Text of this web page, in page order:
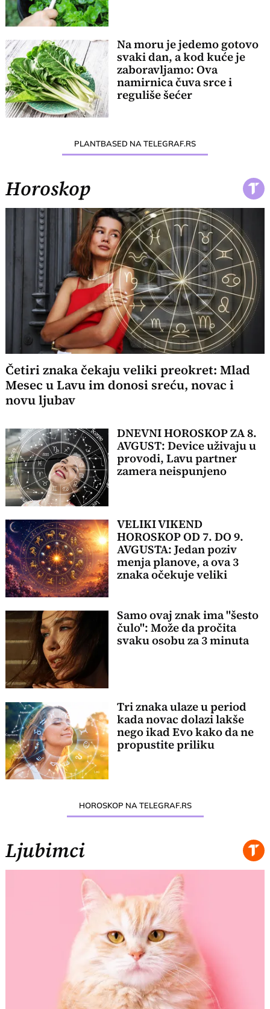
Na moru je jedemo gotovo
svaki dan, a kod kuće je
zaboravljamo: Ova
namirnica čuva srce i
reguliše šećer
PLANTBASED NA TELEGRAF.RS
Horoskop
Četiri znaka čekaju veliki preokret: Mlad
Mesec u Lavu im donosi sreću, novac i
novu ljubav
DNEVNI HOROSKOP ZA 8.
AVGUST: Device uživaju u
provodi, Lavu partner
zamera neispunjeno
VELIKI VIKEND
HOROSKOP OD 7. DO 9.
AVGUSTA: Jedan poziv
menja planove, a ova 3
znaka očekuje veliki
Samo ovaj znak ima "šesto
čulo": Može da pročita
svaku osobu za 3 minuta
Tri znaka ulaze u period
kada novac dolazi lakše
nego ikad Evo kako da ne
propustite priliku
HOROSKOP NA TELEGRAF.RS
Ljubimci